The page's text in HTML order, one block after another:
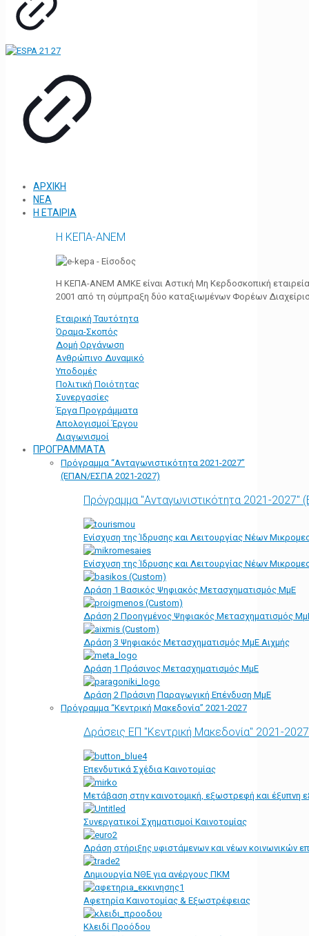
ΑΡΧΙΚΗ
ΝΕΑ
Η ΕΤΑΙΡΙΑ
Η ΚΕΠΑ-ΑΝΕΜ
Η ΚΕΠΑ-ΑΝΕΜ ΑΜΚΕ είναι Αστική Μη Κερδοσκοπική
2001 από τη σύμπραξη δύο καταξιωμένων Φορέων
Εταιρική Ταυτότητα
Όραμα-Σκοπός
Δομή Οργάνωση
Ανθρώπινο Δυναμικό
Υποδομές
Πολιτική Ποιότητας
Συνεργασίες
Έργα Προγράμματα
Απολογισμοί Έργου
Διαγωνισμοί
ΠΡΟΓΡΑΜΜΑΤΑ
Πρόγραμμα “Ανταγωνιστικότητα 2021-2027”
(ΕΠΑΝ/ΕΣΠΑ 2021-2027)
Πρόγραμμα "Ανταγωνιστικότητα 2021-
Ενίσχυση της Ίδρυσης και Λειτουργίας Νέων
Ενίσχυση της Ίδρυσης και Λειτουργίας Νέων
Δράση 1 Βασικός Ψηφιακός Μετασχηματισμός ΜμΕ
Δράση 2 Προηγμένος Ψηφιακός Μετασχηματισμός
Δράση 3 Ψηφιακός Μετασχηματισμός ΜμΕ Αιχμής
Δράση 1 Πράσινος Μετασχηματισμός ΜμΕ
Δράση 2 Πράσινη Παραγωγική Επένδυση ΜμΕ
Πρόγραμμα “Κεντρική Μακεδονία” 2021-2027
Δράσεις ΕΠ "Κεντρική Μακεδονία" 2021-2027
Επενδυτικά Σχέδια Καινοτομίας
Μετάβαση στην καινοτομική, εξωστρεφή και έξυπνη
Συνεργατικοί Σχηματισμοί Καινοτομίας
Δράση στήριξης υφιστάμενων και νέων κοινωνικών
Δημιουργία ΝΘΕ για ανέργους ΠΚΜ
Αφετηρία Kαινοτομίας & Εξωστρέφειας
Κλειδί Προόδου